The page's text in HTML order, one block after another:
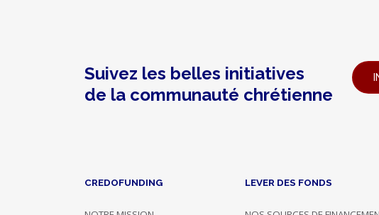
Suivez les belles initiatives
de la communauté chrétienne
CREDOFUNDING LEVER DES FONDS